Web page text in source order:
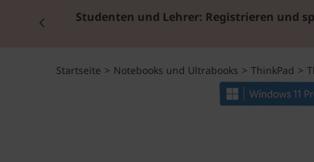
Startseite > Notebooks und Ultrabooks > ThinkPad >